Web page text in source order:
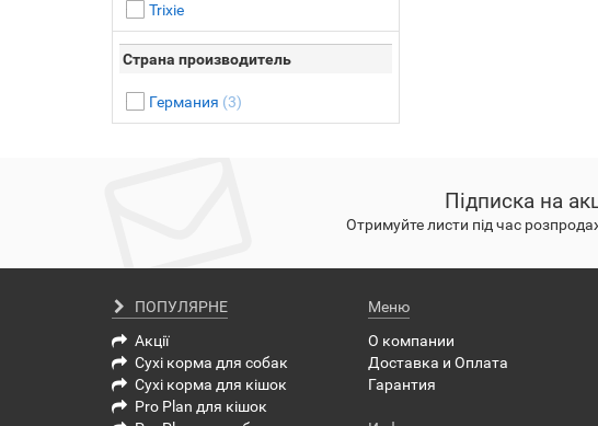
Trixie
Страна производитель
Германия (3)
Підписка на
Отримуйте листи під час
ПОПУЛЯРНЕ
Акції
Сухі корма для собак
Сухі корма для кішок
Pro Plan для кішок
Меню
О компании
Доставка и Оплата
Гарантия